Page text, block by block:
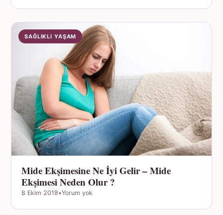
SAĞLIKLI YAŞAM
Mide Ekşimesine Ne İyi Gelir – Mide
Ekşimesi Neden Olur ?
8 Ekim 2018•Yorum yok